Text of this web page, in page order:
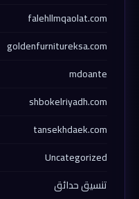
falehllmqaolat.com
goldenfurnitureksa.com
mdoante
shbokelriyadh.com
tansekhdaek.com
Uncategorized
تنسيق حدائق